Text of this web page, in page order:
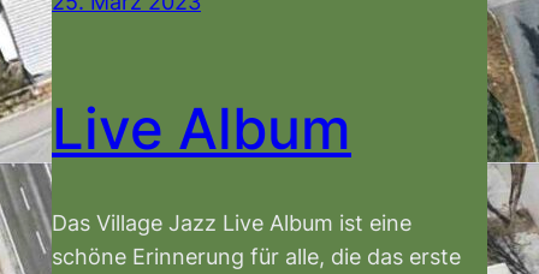
Live Album
Das Village Jazz Live Album ist eine
schöne Erinnerung für alle, die das erste